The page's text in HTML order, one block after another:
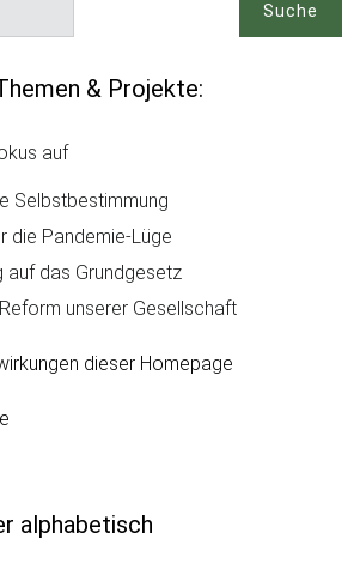
& Projekte:
auf
Selbstbestimmung
die Pandemie-Lüge
auf das Grundgesetz
unserer Gesellschaft
dieser Homepage
alphabetisch